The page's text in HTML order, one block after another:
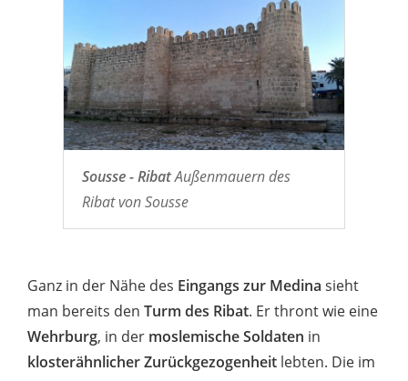
Sousse - RibatAußenmauern des
Ribat von Sousse
Ganz in der Nähe des Eingangs zur Medina sieht
man bereits den Turm des Ribat. Er thront wie eine
Wehrburg, in der moslemische Soldaten in
klosterähnlicher Zurückgezogenheit lebten. Die im